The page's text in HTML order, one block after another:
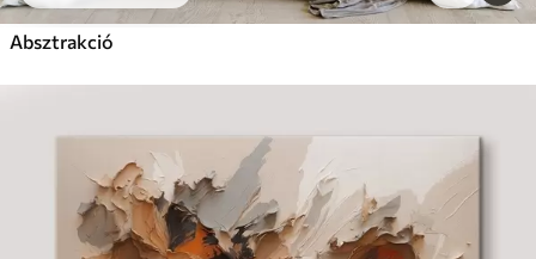
Absztrakció